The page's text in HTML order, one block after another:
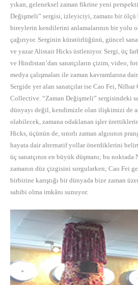
yıkan, geleneksel zaman fikrine yeni
Değişmeli” sergisi, izleyiciyi, zamanı bir
bireylerin kendilerini anlamalarının bir yolu
çağırıyor. Serginin küratörlüğünü, güncel
ve yazar Alistair Hicks üstleniyor. Sergi, üç
ve Hindistan’dan sanatçıların çizim, video,
medya çalışmaları ile zaman kavramlarına
Sergide yer alan sanatçılar ise Cao Fei, Nilbar
Collective. “Zaman Değişmeli” sergisindeki
dünyayı değil, kendimizle olan ilişkimizi de
olabilecek, zamana odaklanan işler
Hicks, üçünün de, sınırlı zaman algısının
hayata dair alternatif yollar önerdiklerini
üç sanatçının en büyük düşmanı; bu
zamanın düz çizgisini sorgularken; Cao Fei
birbirine karıştığı bir dünyada bize zaman
sahibi olma imkânı sunuyor.